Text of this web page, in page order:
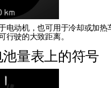
电动机，也可用于冷却或加热
行驶的大致距离。
量表上的符号